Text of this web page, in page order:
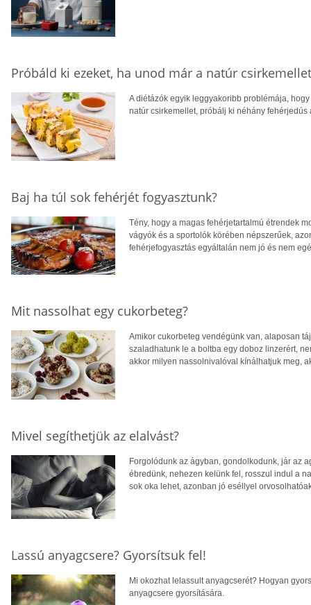
Próbáld ki ezeket, ha unod már a natúr csirkemellet
A diétázók egyik leggyakoribb problémája,
natúr csirkemellet, próbálj ki néhány fehérjedús
Baj ha túl sok fehérjét fogyasztunk?
Tény, hogy a magas fehérjetartalmú étrendek
vágyók és a sportolók körében népszerűek,
fehérjefogyasztás egyáltalán nem jó és nem
Mit nassolhat egy cukorbeteg?
Amikor cukorbeteg vendégünk van, alaposan
szaladhatunk le a boltba egy doboz linzerért,
akkor milyen nassolnivalóval kínálhatjuk meg,
Mivel segíthetjük az elalvást?
Forgolódunk az ágyban, gondolkodunk, jár az
ébredünk, nehezen kelünk fel, rosszul indul a
sok oka lehet, azonban jó eséllyel
Lassú anyagcsere? Gyorsítsuk fel!
Mi okozhat lelassult anyagcserét? Hogyan
anyagcsere gyorsítására.